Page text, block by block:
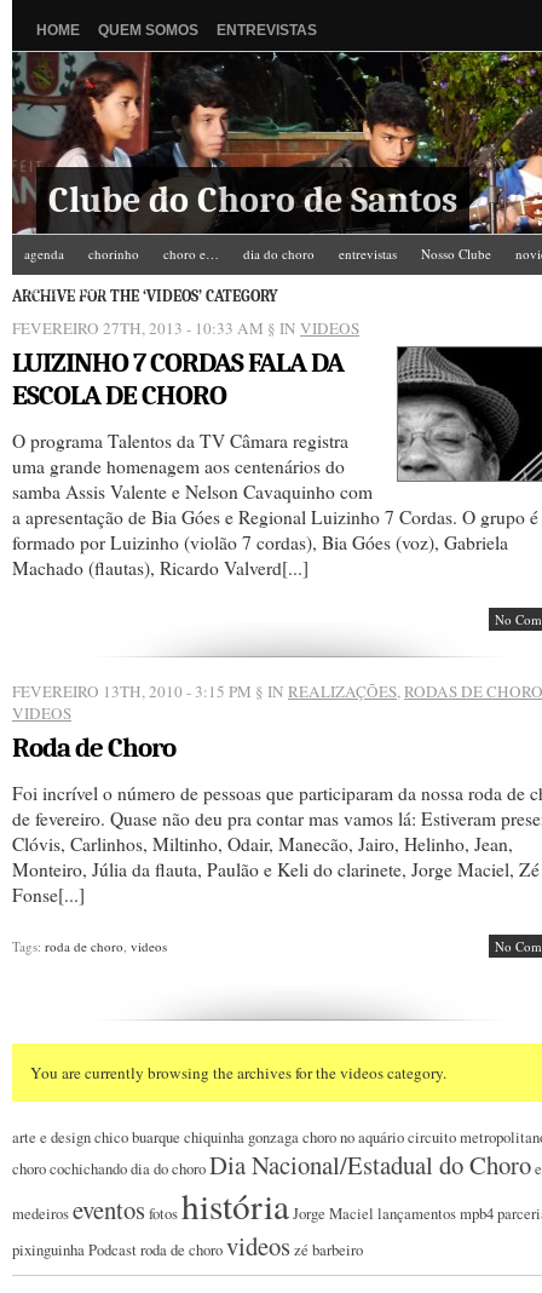
HOME QUEM SOMOS ENTREVISTAS
Clube do Choro de Santos
agenda chorinho choro e… dia do choro entrevistas Nosso Clube
Zé do Camarim
ARCHIVE FOR THE ‘VIDEOS’ CATEGORY
FEVEREIRO 27TH, 2013 - 10:33 AM § IN VIDEOS
LUIZINHO 7 CORDAS FALA DA
ESCOLA DE CHORO
O programa Talentos da TV Câmara registra
uma grande homenagem aos centenários do
samba Assis Valente e Nelson Cavaquinho com
a apresentação de Bia Góes e Regional Luizinho 7 Cordas. O grupo é
formado por Luizinho (violão 7 cordas), Bia Góes (voz), Gabriela
Machado (flautas), Ricardo Valverd[...]
No
FEVEREIRO 13TH, 2010 - 3:15 PM § IN REALIZAÇÕES,RODAS DE CHORO
VIDEOS
Roda de Choro
Foi incrível o número de pessoas que participaram da nossa roda de
de fevereiro. Quase não deu pra contar mas vamos lá: Estiveram
Clóvis, Carlinhos, Miltinho, Odair, Manecão, Jairo, Helinho, Jean,
Monteiro, Júlia da flauta, Paulão e Keli do clarinete, Jorge Maciel, Zé
Fonse[...]
Tags: roda de choro, videos No
You are currently browsing the archives for the videos category.
arte e designchico buarque chiquinha gonzagachoro no aquáriocircuito
chorocochichandodia do choroDia Nacional/Estadual do Choro
medeiroseventos fotoshistóriaJorge Maciel lançamentosmpb4
pixinguinhaPodcastroda de chorovideos zé barbeiro